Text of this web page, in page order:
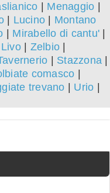
Menaggio
| Lucino
Montano
Mirabello di cantu'
Livo| Zelbio
Stazzona
comasco
trevano Urio